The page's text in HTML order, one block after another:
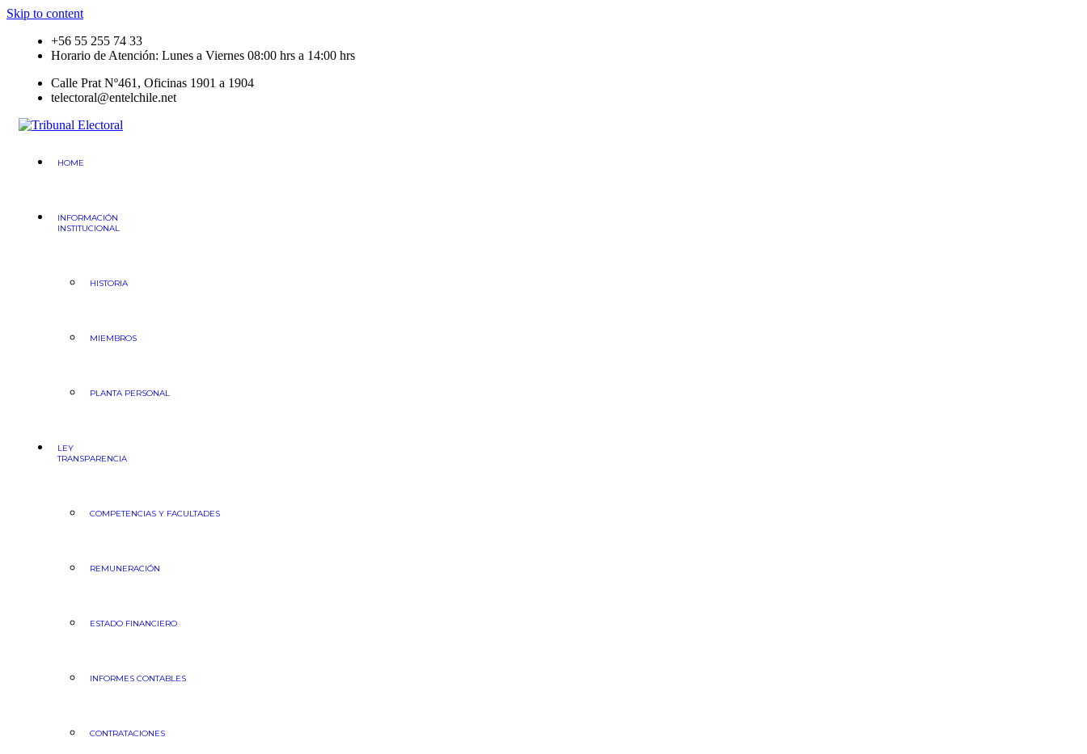
Skip to content
+56 55 255 74 33
Horario de Atención: Lunes a Viernes 08:00 hrs a 14:00 hrs
Calle Prat Nº461, Oficinas 1901 a 1904
telectoral@entelchile.net
HOME
INFORMACIÓN
INSTITUCIONAL
HISTORIA
MIEMBROS
PLANTA PERSONAL
LEY
TRANSPARENCIA
COMPETENCIAS Y FACULTADES
REMUNERACIÓN
ESTADO FINANCIERO
INFORMES CONTABLES
CONTRATACIONES